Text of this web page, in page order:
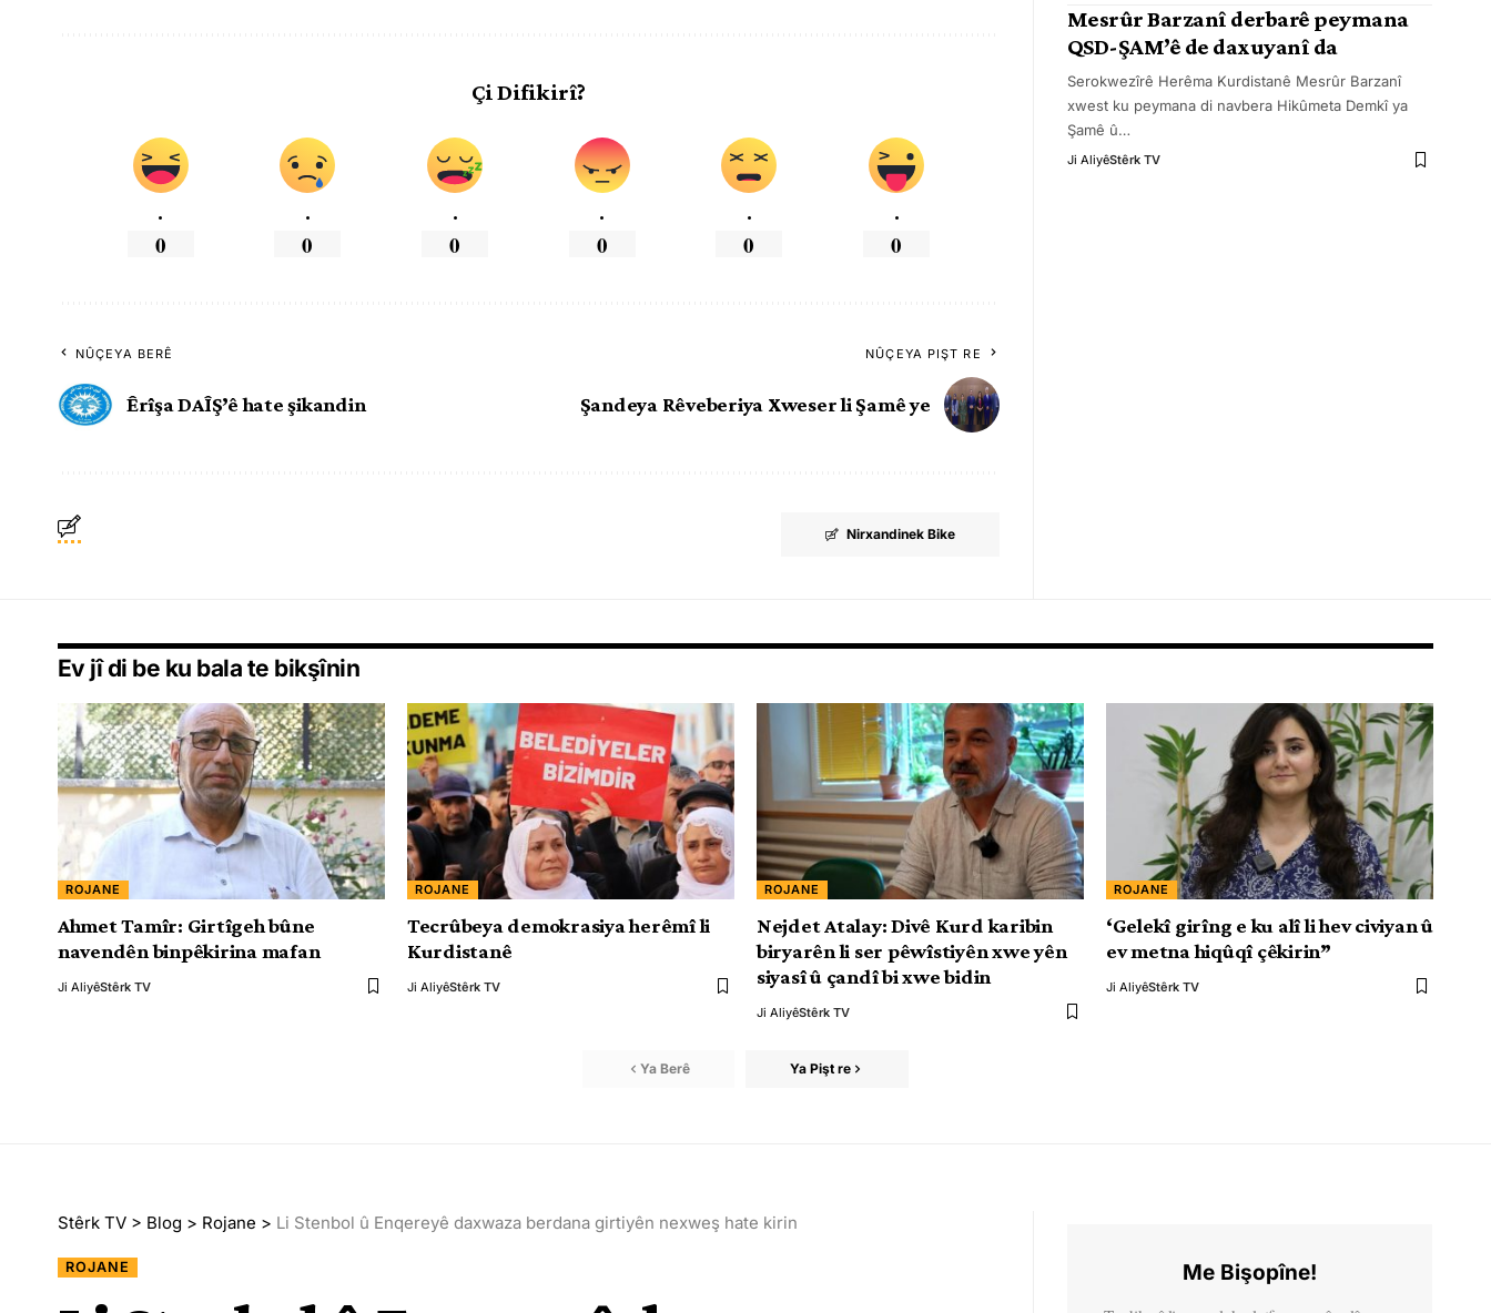
Çi Difikirî?
.
0
.
0
.
0
.
0
.
0
.
0
NÛÇEYA BERÊ
Êrîşa DAÎŞ’ê hate şikandin
NÛÇEYA PIŞT RE
Şandeya Rêveberiya Xweser li Şamê ye
Nirxandinek Bike
Mesrûr Barzanî derbarê peymana
QSD-ŞAM’ê de daxuyanî da
Serokwezîrê Herêma Kurdistanê Mesrûr Barzanî
xwest ku peymana di navbera Hikûmeta Demkî ya
Şamê û…
Ji AliyêStêrk TV
Ev jî di be ku bala te bikşînin
ROJANE
Ahmet Tamîr: Girtîgeh bûne
navendên binpêkirina mafan
Ji AliyêStêrk TV
ROJANE
Tecrûbeya demokrasiya herêmî li
Kurdistanê
Ji AliyêStêrk TV
ROJANE
Nejdet Atalay: Divê Kurd karibin
biryarên li ser pêwîstiyên xwe yên
siyasî û çandî bi xwe bidin
Ji AliyêStêrk TV
ROJANE
‘Gelekî girîng e ku alî li hev civiyan û
ev metna hiqûqî çêkirin”
Ji AliyêStêrk TV
Ya Berê Ya Pişt re
Stêrk TV > Blog > Rojane > Li Stenbol û Enqereyê daxwaza berdana girtiyên nexweş hate kirin
ROJANE Me Bişopîne!